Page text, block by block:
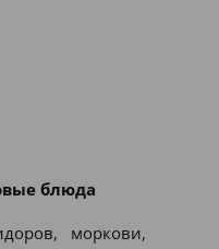
блюда
моркови,